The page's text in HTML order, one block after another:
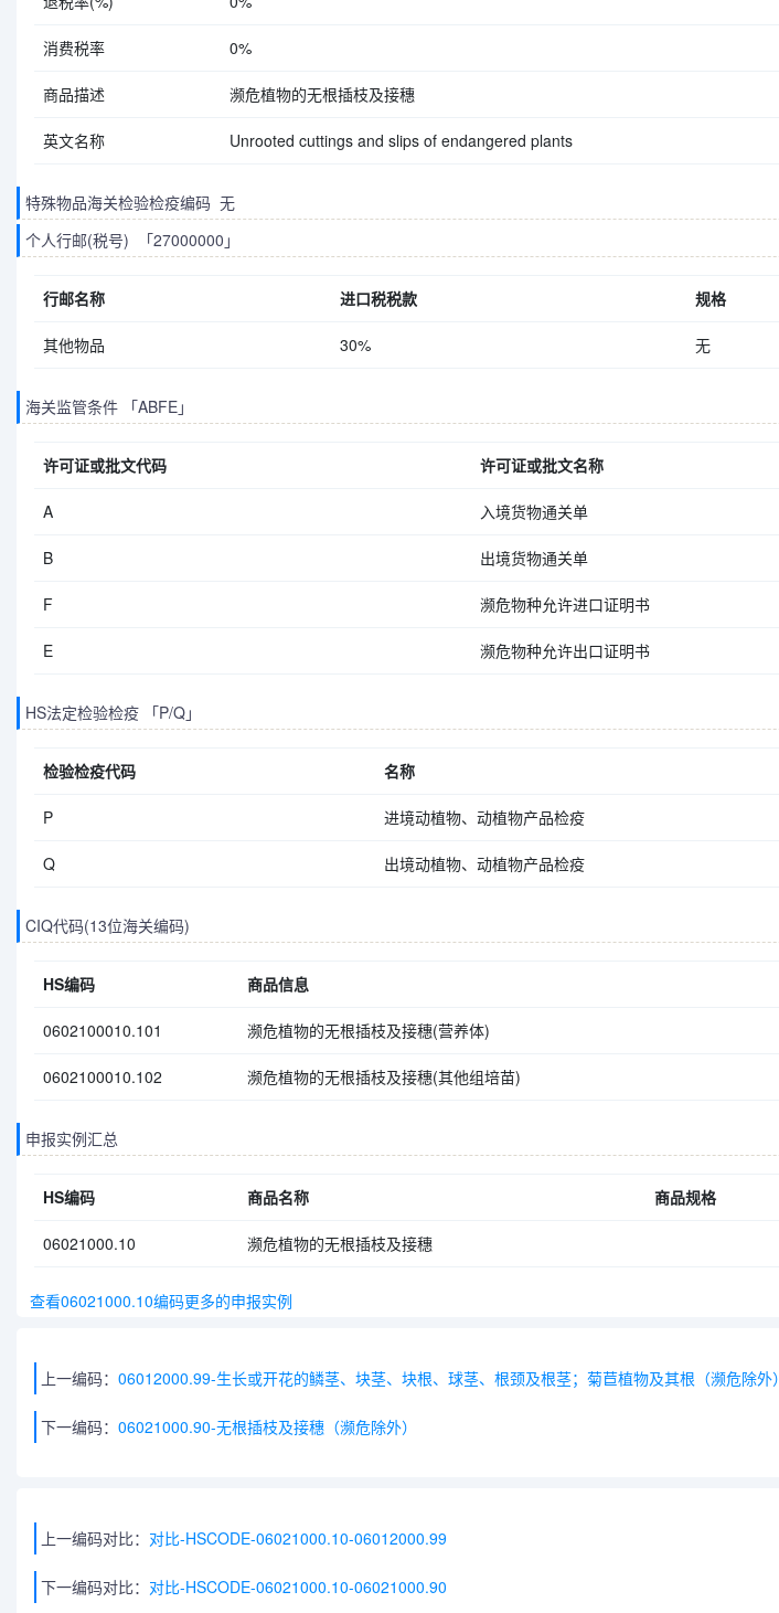
消费税率 0%
商品描述 濒危植物的无根插枝及接穗
英文名称 Unrooted cuttings and slips of endangered plants
特殊物品海关检验检疫编码 无
个人行邮(税号) 「27000000」
行邮名称 进口税税款 规格
其他物品 30% 无
海关监管条件 「ABFE」
许可证或批文代码 许可证或批文名称
A 入境货物通关单
B 出境货物通关单
F 濒危物种允许进口证明书
E 濒危物种允许出口证明书
HS法定检验检疫 「P/Q」
检验检疫代码 名称
P 进境动植物、动植物产品检疫
Q 出境动植物、动植物产品检疫
CIQ代码(13位海关编码)
HS编码 商品信息
0602100010.101 濒危植物的无根插枝及接穗(营养体)
0602100010.102 濒危植物的无根插枝及接穗(其他组培苗)
申报实例汇总
HS编码 商品名称 商品规格
06021000.10 濒危植物的无根插枝及接穗
查看06021000.10编码更多的申报实例
上一编码： 06012000.99-生长或开花的鳞茎、块茎、块根、球茎、根颈及根茎；菊苣植物及其根（濒危除外）
下一编码： 06021000.90-无根插枝及接穗（濒危除外）
上一编码对比： 对比-HSCODE-06021000.10-06012000.99
下一编码对比： 对比-HSCODE-06021000.10-06021000.90